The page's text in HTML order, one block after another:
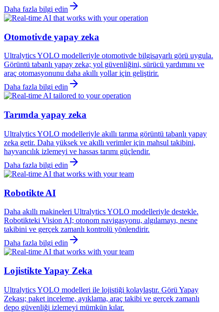
Daha fazla bilgi edin
Otomotivde yapay zeka
Ultralytics YOLO modelleriyle otomotivde bilgisayarlı görü uygula.
Görüntü tabanlı yapay zeka; yol güvenliğini, sürücü yardımını ve
araç otomasyonunu daha akıllı yollar için geliştirir.
Daha fazla bilgi edin
Tarımda yapay zeka
Ultralytics YOLO modelleriyle akıllı tarıma görüntü tabanlı yapay
zeka getir. Daha yüksek ve akıllı verimler için mahsul takibini,
hayvancılık izlemeyi ve hassas tarımı güçlendir.
Daha fazla bilgi edin
Robotikte AI
Daha akıllı makineleri Ultralytics YOLO modelleriyle destekle.
Robotikteki Vision AI; otonom navigasyonu, algılamayı, nesne
takibini ve gerçek zamanlı kontrolü yönlendirir.
Daha fazla bilgi edin
Lojistikte Yapay Zeka
Ultralytics YOLO modelleri ile lojistiği kolaylaştır. Görü Yapay
Zekası; paket inceleme, ayıklama, araç takibi ve gerçek zamanlı
depo güvenliği izlemeyi mümkün kılar.